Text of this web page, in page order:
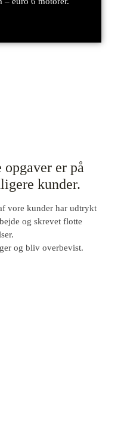
er på
kunder.
vore kunder har udtrykt
og skrevet flotte
og bliv overbevist.